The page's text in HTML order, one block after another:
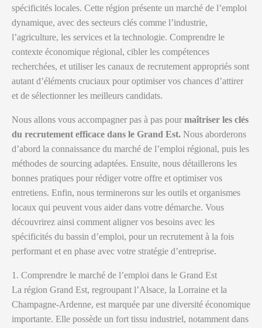
spécificités locales. Cette région présente un marché de l’emploi
dynamique, avec des secteurs clés comme l’industrie,
l’agriculture, les services et la technologie. Comprendre le
contexte économique régional, cibler les compétences
recherchées, et utiliser les canaux de recrutement appropriés sont
autant d’éléments cruciaux pour optimiser vos chances d’attirer
et de sélectionner les meilleurs candidats.
Nous allons vous accompagner pas à pas pour maîtriser les clés
du recrutement efficace dans le Grand Est. Nous aborderons
d’abord la connaissance du marché de l’emploi régional, puis les
méthodes de sourcing adaptées. Ensuite, nous détaillerons les
bonnes pratiques pour rédiger votre offre et optimiser vos
entretiens. Enfin, nous terminerons sur les outils et organismes
locaux qui peuvent vous aider dans votre démarche. Vous
découvrirez ainsi comment aligner vos besoins avec les
spécificités du bassin d’emploi, pour un recrutement à la fois
performant et en phase avec votre stratégie d’entreprise.
1. Comprendre le marché de l’emploi dans le Grand Est
La région Grand Est, regroupant l’Alsace, la Lorraine et la
Champagne-Ardenne, est marquée par une diversité économique
importante. Elle possède un fort tissu industriel, notamment dans